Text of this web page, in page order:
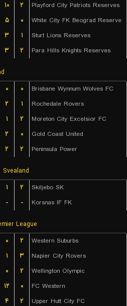
۱۰ ۲
Playford City Patriots Reserves
۵ ۰
White City FK Beograd Reserve
۳ ۱
Sturt Lions Reserves
۳ ۲ Para Hills Knights Reserves
۰ ۰
Brisbane Wynnum Wolves FC
۲ ۱
Rochedale Rovers
۱ ۲
Moreton City Excelsior FC
۲ ۰
Gold Coast United
۲ ۲ Peninsula Power
Svealand
۱ ۲
Skiljebo SK
- - Korsnas IF FK
League
۰ ۲
Western Suburbs
۱ ۳
Napier City Rovers
۰ ۲
Wellington Olympic
۱۲ ۰
FC Western
۴ ۲ Upper Hutt City FC